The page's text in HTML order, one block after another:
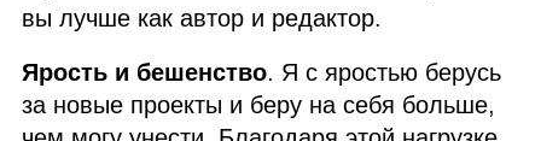
вы лучше как автор и редактор.
Ярость и бешенство. Я с яростью берусь
за новые проекты и беру на себя больше,